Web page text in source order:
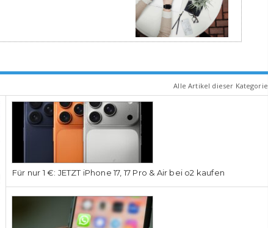
Alle Artikel dieser Kategorie
Für nur 1 €: JETZT iPhone 17, 17 Pro & Air bei o2 kaufen